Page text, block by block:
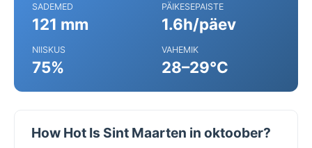
SADEMED
121 mm
PÄIKESEPAISTE
1.6h/päev
NIISKUS
75%
VAHEMIK
28–29°C
How Hot Is Sint Maarten in oktoober?